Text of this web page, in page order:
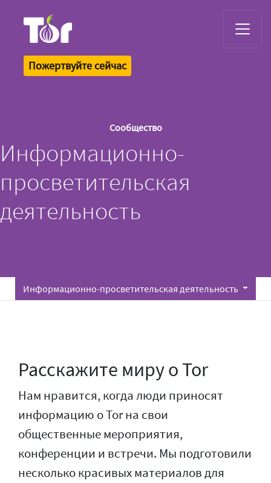
Пожертвуйте сейчас
Сообщество
Информационно-
просветительская
деятельность
Информационно-просветительская деятельность
Расскажите миру о Tor
Нам нравится, когда люди приносят
информацию о Tor на свои
общественные мероприятия,
конференции и встречи. Мы подготовили
несколько красивых материалов для